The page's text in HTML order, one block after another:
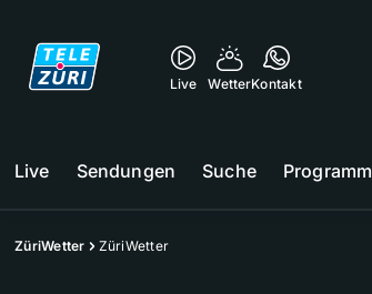
Live WetterKontakt
Live Sendungen Suche Programm
ZüriWetter ZüriWetter